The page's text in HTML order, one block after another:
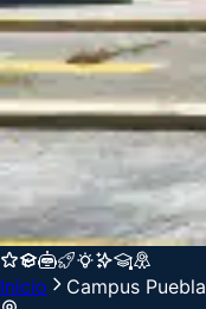
Inicio Campus Puebla